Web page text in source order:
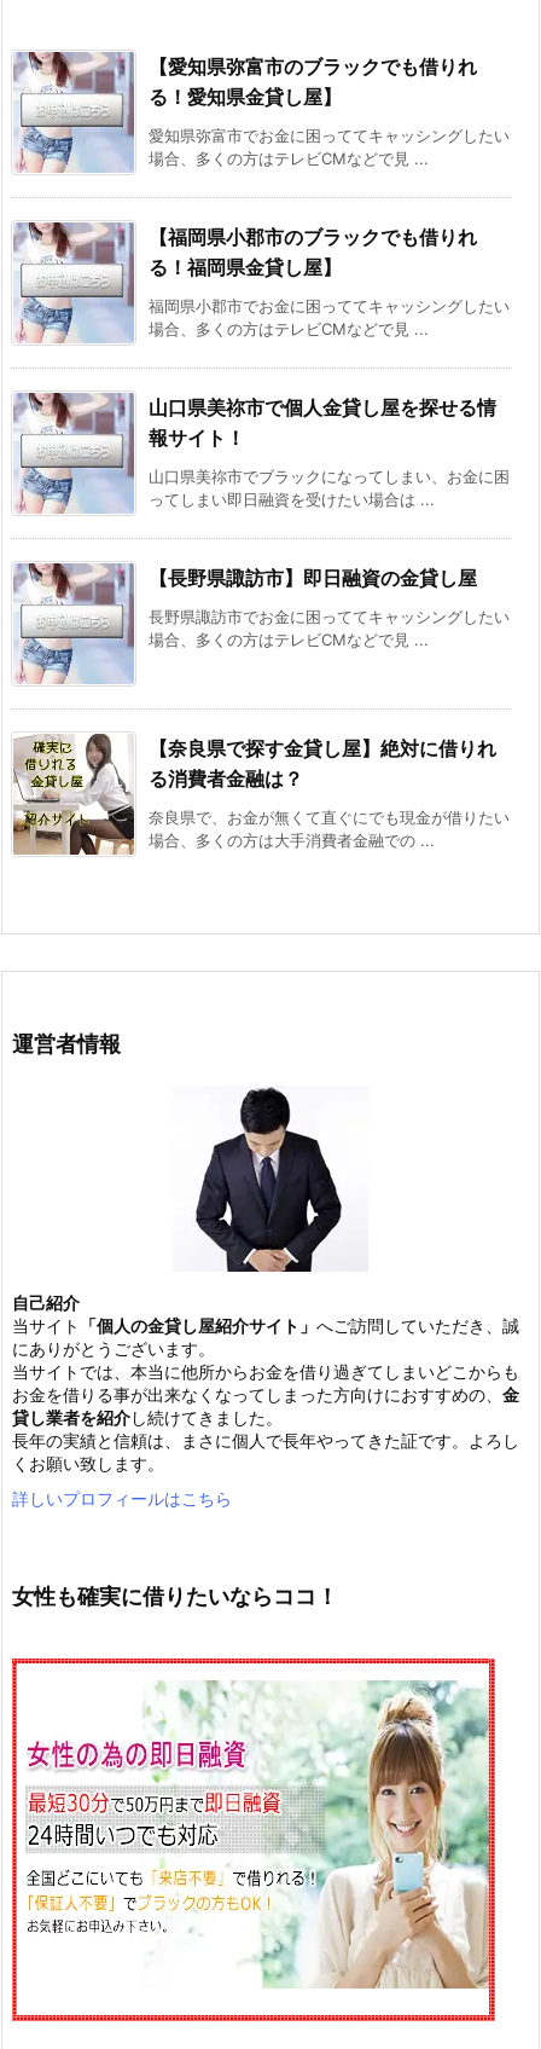
【愛知県弥富市のブラックでも借りれ
る！愛知県金貸し屋】
愛知県弥富市でお金に困っててキャッシングしたい
場合、多くの方はテレビCMなどで見 ...
【福岡県小郡市のブラックでも借りれ
る！福岡県金貸し屋】
福岡県小郡市でお金に困っててキャッシングしたい
場合、多くの方はテレビCMなどで見 ...
山口県美祢市で個人金貸し屋を探せる情
報サイト！
山口県美祢市でブラックになってしまい、お金に困
ってしまい即日融資を受けたい場合は ...
【長野県諏訪市】即日融資の金貸し屋
長野県諏訪市でお金に困っててキャッシングしたい
場合、多くの方はテレビCMなどで見 ...
【奈良県で探す金貸し屋】絶対に借りれ
る消費者金融は？
奈良県で、お金が無くて直ぐにでも現金が借りたい
場合、多くの方は大手消費者金融での ...
運営者情報
自己紹介
当サイト
「個人の金貸し屋紹介サイト」 へご訪問していただき、誠
にありがとうございます。
当サイトでは、本当に他所からお金を借り過ぎてしまいどこからも
お金を借りる事が出来なくなってしまった方向けにおすすめの、 金
貸し業者を紹介し続けてきました。
長年の実績と信頼は、まさに個人で長年やってきた証です。よろし
くお願い致します。
詳しいプロフィールはこちら
女性も確実に借りたいならココ！